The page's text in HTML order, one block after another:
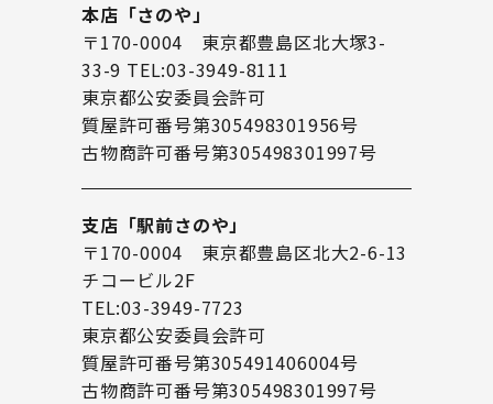
本店「さのや」
〒170-0004 東京都豊島区北大塚3-
33-9 TEL:03-3949-8111
東京都公安委員会許可
質屋許可番号第305498301956号
古物商許可番号第305498301997号
支店「駅前さのや」
〒170-0004 東京都豊島区北大2-6-13
チコービル2F
TEL:03-3949-7723
東京都公安委員会許可
質屋許可番号第305491406004号
古物商許可番号第305498301997号